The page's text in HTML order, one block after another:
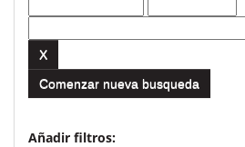
Comenzar nueva busqueda
Añadir filtros: